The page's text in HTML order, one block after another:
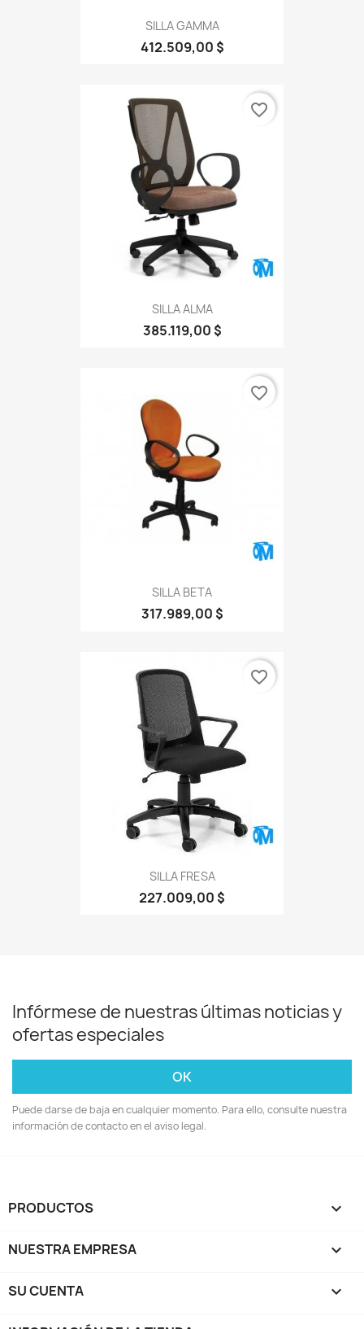
SILLA GAMMA
412.509,00 $
SILLA ALMA
385.119,00 $
favorite_border
SILLA BETA
317.989,00 $
favorite_border
SILLA FRESA
227.009,00 $
favorite_border
Infórmese de nuestras últimas noticias y
ofertas especiales
Puede darse de baja en cualquier momento. Para ello, consulte nuestra
información de contacto en el aviso legal.
PRODUCTOS 
NUESTRA EMPRESA 
SU CUENTA 